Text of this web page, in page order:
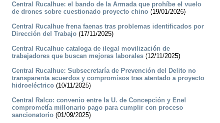
Central Rucalhue: el bando de la Armada que prohíbe el vuelo
de drones sobre cuestionado proyecto chino (19/01/2026)
Central Rucalhue frena faenas tras problemas identificados por
Dirección del Trabajo (17/11/2025)
Central Rucalhue cataloga de ilegal movilización de
trabajadores que buscan mejoras laborales (12/11/2025)
Central Rucalhue: Subsecretaría de Prevención del Delito no
transparenta acuerdos y compromisos tras atentado a proyecto
hidroeléctrico (10/11/2025)
Central Ralco: convenio entre la U. de Concepción y Enel
comprometía millonario pago para cumplir con proceso
sancionatorio (01/09/2025)